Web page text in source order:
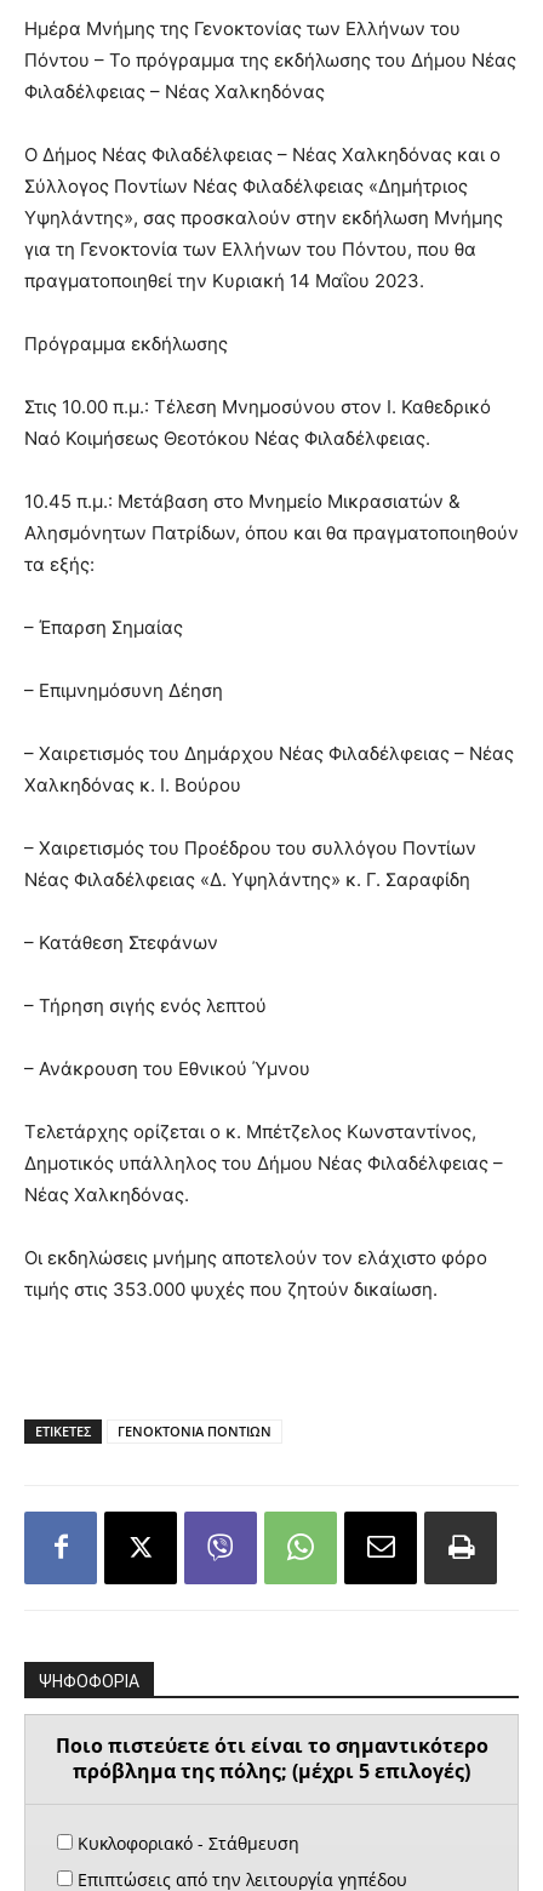
Ημέρα Μνήμης της Γενοκτονίας των Ελλήνων του
Πόντου – Το πρόγραμμα της εκδήλωσης του Δήμου Νέας
Φιλαδέλφειας – Νέας Χαλκηδόνας
Ο Δήμος Νέας Φιλαδέλφειας – Νέας Χαλκηδόνας και ο
Σύλλογος Ποντίων Νέας Φιλαδέλφειας «Δημήτριος
Υψηλάντης», σας προσκαλούν στην εκδήλωση Μνήμης
για τη Γενοκτονία των Ελλήνων του Πόντου, που θα
πραγματοποιηθεί την Κυριακή 14 Μαΐου 2023.
Πρόγραμμα εκδήλωσης
Στις 10.00 π.μ.: Τέλεση Μνημοσύνου στον Ι. Καθεδρικό
Ναό Κοιμήσεως Θεοτόκου Νέας Φιλαδέλφειας.
10.45 π.μ.: Μετάβαση στο Μνημείο Μικρασιατών &
Αλησμόνητων Πατρίδων, όπου και θα πραγματοποιηθούν
τα εξής:
– Έπαρση Σημαίας
– Επιμνημόσυνη Δέηση
– Χαιρετισμός του Δημάρχου Νέας Φιλαδέλφειας – Νέας
Χαλκηδόνας κ. Ι. Βούρου
– Χαιρετισμός του Προέδρου του συλλόγου Ποντίων
Νέας Φιλαδέλφειας «Δ. Υψηλάντης» κ. Γ. Σαραφίδη
– Κατάθεση Στεφάνων
– Τήρηση σιγής ενός λεπτού
– Ανάκρουση του Εθνικού Ύμνου
Τελετάρχης ορίζεται ο κ. Μπέτζελος Κωνσταντίνος,
Δημοτικός υπάλληλος του Δήμου Νέας Φιλαδέλφειας –
Νέας Χαλκηδόνας.
Οι εκδηλώσεις μνήμης αποτελούν τον ελάχιστο φόρο
τιμής στις 353.000 ψυχές που ζητούν δικαίωση.
ΕΤΙΚΕΤΕΣ ΓΕΝΟΚΤΟΝΙΑ ΠΟΝΤΙΩΝ
ΨΗΦΟΦΟΡΙΑ
Ποιο πιστεύετε ότι είναι το σημαντικότερο
πρόβλημα της πόλης; (μέχρι 5 επιλογές)
Κυκλοφοριακό - Στάθμευση
Επιπτώσεις από την λειτουργία γηπέδου